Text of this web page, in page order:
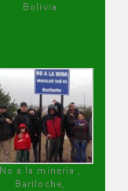
Bolivia
No a la minería ,
Bariloche,